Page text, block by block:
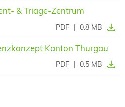
& Triage-Zentrum
PDF | 0.8 MB
Kanton Thurgau
PDF | 0.5 MB